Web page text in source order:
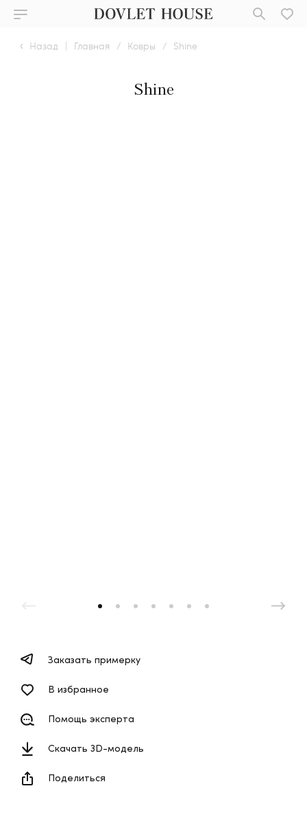
Назад | Главная / Ковры / Shine
Shine
Заказать примерку
В избранное
Помощь эксперта
Скачать 3D-модель
Поделиться